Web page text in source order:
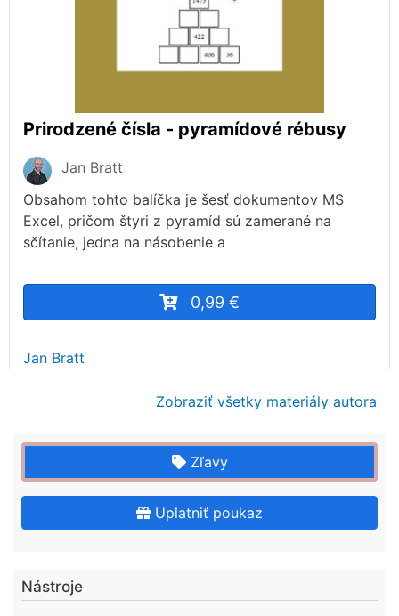
Prirodzené čísla - pyramídové rébusy
Jan Bratt
Obsahom tohto balíčka je šesť dokumentov MS
Excel, pričom štyri z pyramíd sú zamerané na
sčítanie, jedna na násobenie a
0,99 €
Jan Bratt
Zobraziť všetky materiály autora
Zľavy
Uplatniť poukaz
Nástroje